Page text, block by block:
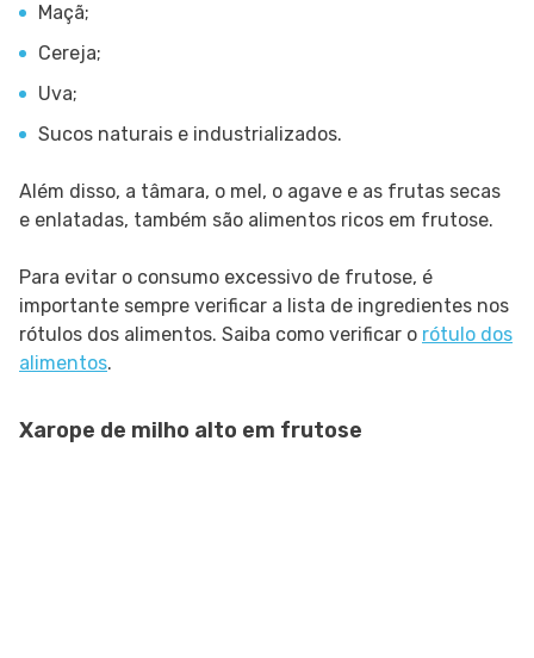
Maçã;
Cereja;
Uva;
Sucos naturais e industrializados.
Além disso, a tâmara, o mel, o agave e as frutas secas
e enlatadas, também são alimentos ricos em frutose.
Para evitar o consumo excessivo de frutose, é
importante sempre verificar a lista de ingredientes nos
rótulos dos alimentos. Saiba como verificar o rótulo dos
alimentos.
Xarope de milho alto em frutose